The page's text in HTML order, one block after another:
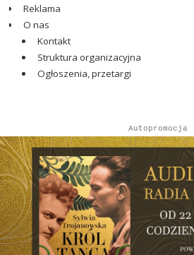
Reklama
O nas
Kontakt
Struktura organizacyjna
Ogłoszenia, przetargi
Autopromocja
Reklama